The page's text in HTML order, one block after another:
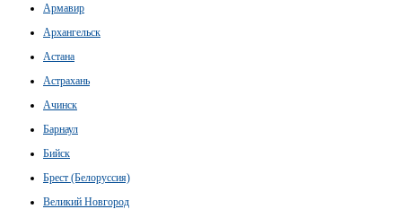
Армавир
Архангельск
Астана
Астрахань
Ачинск
Барнаул
Бийск
Брест (Белоруссия)
Великий Новгород